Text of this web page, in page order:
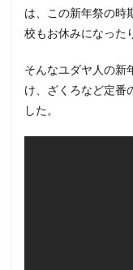
は、この新年祭の時
校もお休みになった
そんなユダヤ人の新
け、ざくろなど定番
した。